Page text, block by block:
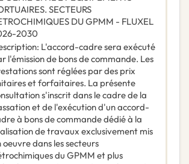
SECTEURS
DU GPMM - FLUXEL
2030
: L'accord-cadre sera exécuté
l'émission de bons de commande. Les
sont réglées par des prix
et forfaitaires. La présente
s'inscrit dans le cadre de la
et de l'exécution d'un accord-
à bons de commande dédié à la
de travaux exclusivement mis
oeuvre dans les secteurs
du GPMM et plus